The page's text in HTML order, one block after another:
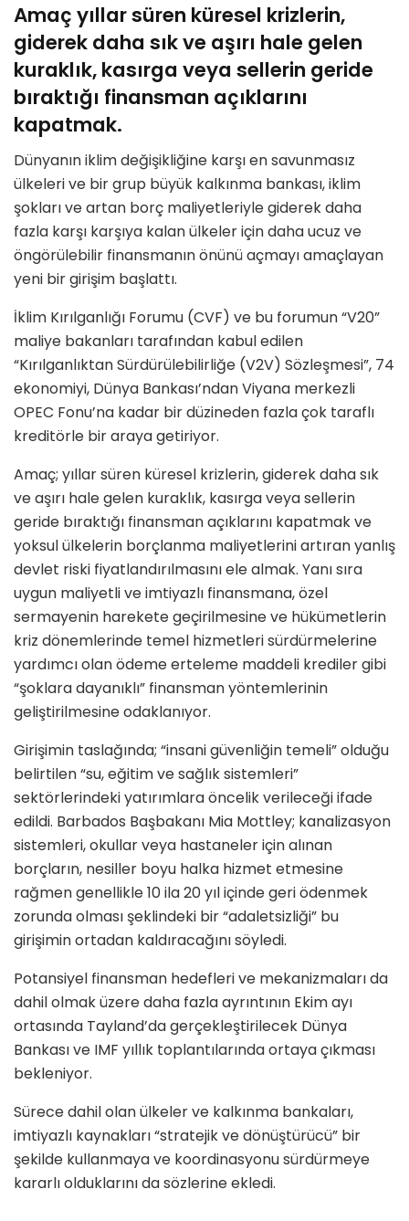
Amaç yıllar süren küresel krizlerin,
giderek daha sık ve aşırı hale gelen
kuraklık, kasırga veya sellerin geride
bıraktığı finansman açıklarını
kapatmak.
Dünyanın iklim değişikliğine karşı en savunmasız
ülkeleri ve bir grup büyük kalkınma bankası, iklim
şokları ve artan borç maliyetleriyle giderek daha
fazla karşı karşıya kalan ülkeler için daha ucuz ve
öngörülebilir finansmanın önünü açmayı amaçlayan
yeni bir girişim başlattı.
İklim Kırılganlığı Forumu (CVF) ve bu forumun “V20”
maliye bakanları tarafından kabul edilen
“Kırılganlıktan Sürdürülebilirliğe (V2V) Sözleşmesi”, 74
ekonomiyi, Dünya Bankası’ndan Viyana merkezli
OPEC Fonu’na kadar bir düzineden fazla çok taraflı
kreditörle bir araya getiriyor.
Amaç; yıllar süren küresel krizlerin, giderek daha sık
ve aşırı hale gelen kuraklık, kasırga veya sellerin
geride bıraktığı finansman açıklarını kapatmak ve
yoksul ülkelerin borçlanma maliyetlerini artıran yanlış
devlet riski fiyatlandırılmasını ele almak. Yanı sıra
uygun maliyetli ve imtiyazlı finansmana, özel
sermayenin harekete geçirilmesine ve hükümetlerin
kriz dönemlerinde temel hizmetleri sürdürmelerine
yardımcı olan ödeme erteleme maddeli krediler gibi
“şoklara dayanıklı” finansman yöntemlerinin
geliştirilmesine odaklanıyor.
Girişimin taslağında; “insani güvenliğin temeli” olduğu
belirtilen “su, eğitim ve sağlık sistemleri”
sektörlerindeki yatırımlara öncelik verileceği ifade
edildi. Barbados Başbakanı Mia Mottley; kanalizasyon
sistemleri, okullar veya hastaneler için alınan
borçların, nesiller boyu halka hizmet etmesine
rağmen genellikle 10 ila 20 yıl içinde geri ödenmek
zorunda olması şeklindeki bir “adaletsizliği” bu
girişimin ortadan kaldıracağını söyledi.
Potansiyel finansman hedefleri ve mekanizmaları da
dahil olmak üzere daha fazla ayrıntının Ekim ayı
ortasında Tayland’da gerçekleştirilecek Dünya
Bankası ve IMF yıllık toplantılarında ortaya çıkması
bekleniyor.
Sürece dahil olan ülkeler ve kalkınma bankaları,
imtiyazlı kaynakları “stratejik ve dönüştürücü” bir
şekilde kullanmaya ve koordinasyonu sürdürmeye
kararlı olduklarını da sözlerine ekledi.